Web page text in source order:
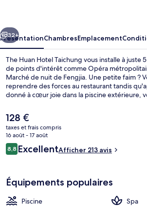
Suivant
32+
PrésentationChambresEmplacement
The Huan Hotel Taichung vous installe à juste
de points d'intérêt comme Opéra
Marché de nuit de Fengjia. Une petite faim ?
reprendre des forces au restaurant tandis
donné à cœur joie dans la piscine extérieure,
par cet hébergement : une salle de fitness, un
hammam.
Le
prix
actuel
est
de
128 €
taxes et frais compris
16 août - 17 août
Avis
voyageurs
8,88,8 sur 10
ExcellentAfficher 213 avis
Équipements populaires
Piscine
Spa